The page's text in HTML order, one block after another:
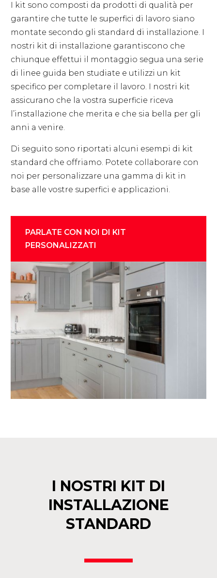
I kit sono composti da prodotti di qualità per
garantire che tutte le superfici di lavoro siano
montate secondo gli standard di installazione. I
nostri kit di installazione garantiscono che
chiunque effettui il montaggio segua una serie
di linee guida ben studiate e utilizzi un kit
specifico per completare il lavoro. I nostri kit
assicurano che la vostra superficie riceva
l’installazione che merita e che sia bella per gli
anni a venire.
Di seguito sono riportati alcuni esempi di kit
standard che offriamo. Potete collaborare con
noi per personalizzare una gamma di kit in
base alle vostre superfici e applicazioni.
PARLATE CON NOI DI KIT
PERSONALIZZATI
I NOSTRI KIT DI
INSTALLAZIONE
STANDARD